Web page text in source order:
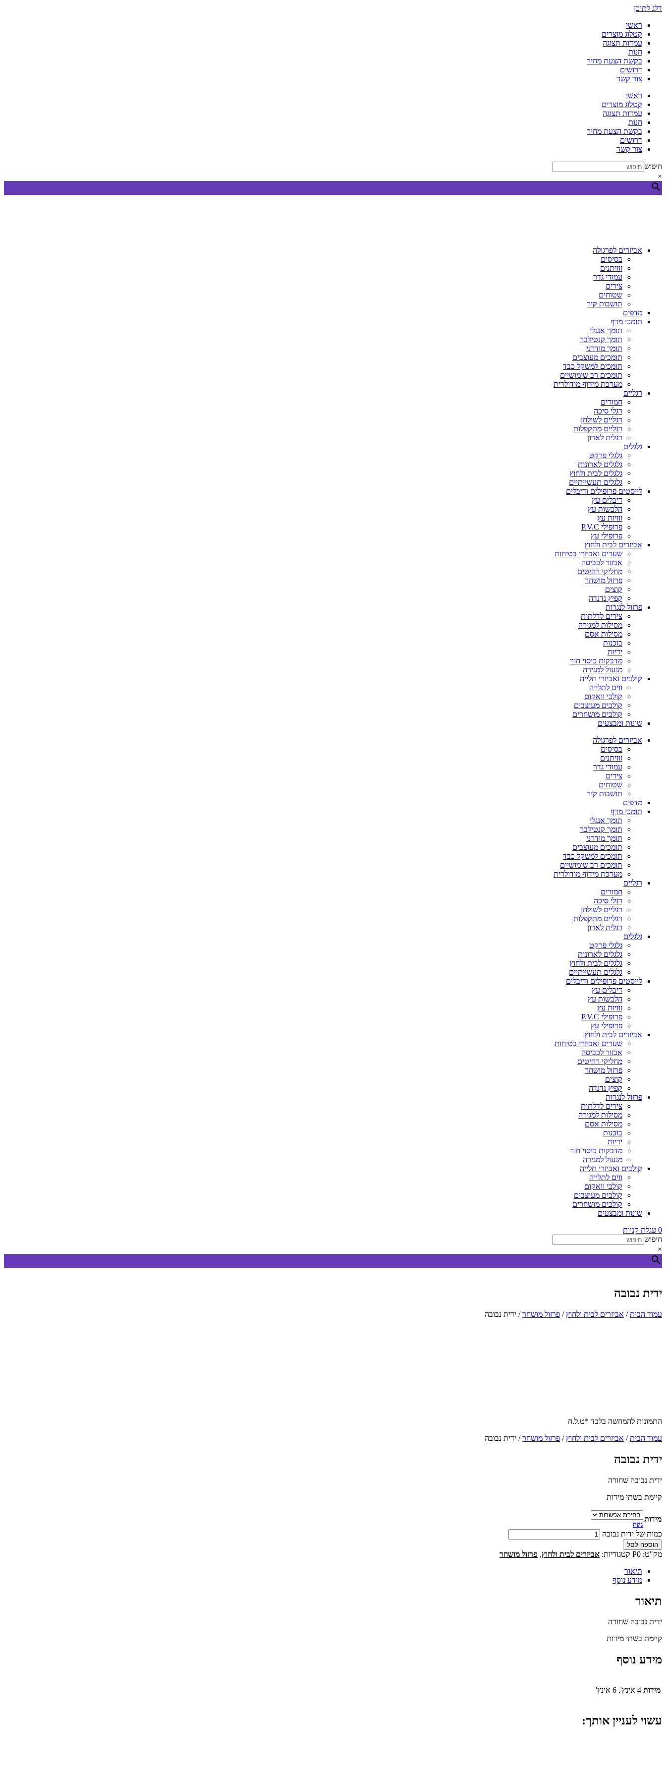
דלג לתוכן
ראשי
קטלוג מוצרים
עמדות תצוגה
חנות
בקשת הצעת מחיר
דרושים
צור קשר
ראשי
קטלוג מוצרים
עמדות תצוגה
חנות
בקשת הצעת מחיר
דרושים
צור קשר
חיפוש
×
אביזרים לפרגולה
בסיסים
זוויתנים
עמודי גדר
צירים
שטוחים
תושבות קיר
מדפים
תומכי מדף
תומך אנגלי
תומך קנטילבר
תומך מודרני
תומכים מעוצבים
תומכים למשקל כבד
תומכים רב שימושיים
מערכת מידוף מודולרית
רגליים
חמורים
רגלי סיכה
רגליים לשולחן
רגליים מתקפלות
רגלית לארון
גלגלים
גלגלי פרקט
גלגלים לארונות
גלגלים לבית ולחוץ
גלגלים תעשייתיים
לייסטים פרופילים ודיבלים
דיבלים עץ
הלבשות עץ
זוויות עץ
פרופילי P.V.C
פרופילי עץ
אביזרים לבית ולחוץ
שערים ואביזרי בטיחות
אבזור לכביסה
מחליקי רהיטים
פרזול מושחר
קוצים
קפיץ נדנדה
פרזול לנגרות
צירים לדלתות
מסילות למגירה
מסילות אסם
בוכנות
ידיות
מדבקות כיסוי חור
מנעול למגירה
קולבים ואביזרי תלייה
ווים לתלייה
קולבי וואקום
קולבים מעוצבים
קולבים מושחרים
שונות ומבצעים
אביזרים לפרגולה
בסיסים
זוויתנים
עמודי גדר
צירים
שטוחים
תושבות קיר
מדפים
תומכי מדף
תומך אנגלי
תומך קנטילבר
תומך מודרני
תומכים מעוצבים
תומכים למשקל כבד
תומכים רב שימושיים
מערכת מידוף מודולרית
רגליים
חמורים
רגלי סיכה
רגליים לשולחן
רגליים מתקפלות
רגלית לארון
גלגלים
גלגלי פרקט
גלגלים לארונות
גלגלים לבית ולחוץ
גלגלים תעשייתיים
לייסטים פרופילים ודיבלים
דיבלים עץ
הלבשות עץ
זוויות עץ
פרופילי P.V.C
פרופילי עץ
אביזרים לבית ולחוץ
שערים ואביזרי בטיחות
אבזור לכביסה
מחליקי רהיטים
פרזול מושחר
קוצים
קפיץ נדנדה
פרזול לנגרות
צירים לדלתות
מסילות למגירה
מסילות אסם
בוכנות
ידיות
מדבקות כיסוי חור
מנעול למגירה
קולבים ואביזרי תלייה
ווים לתלייה
קולבי וואקום
קולבים מעוצבים
קולבים מושחרים
שונות ומבצעים
0 עגלת קניות
חיפוש
×
ידית נבובה
עמוד הבית/ אביזרים לבית ולחוץ / פרזול מושחר/ ידית נבובה
התמונות להמחשה בלבד *ט.ל.ח
עמוד הבית/ אביזרים לבית ולחוץ / פרזול מושחר/ ידית נבובה
ידית נבובה
ידית נבובה שחורה
קיימת בשתי מידות
מידות
נקה
כמות של ידית נבובה
הוספה לסל
מק"ט: P0 קטגוריות: אביזרים לבית ולחוץ, פרזול מושחר
תיאור
מידע נוסף
תיאור
ידית נבובה שחורה
קיימת בשתי מידות
מידע נוסף
מידות 4 אינץ', 6 אינץ'
עשוי לעניין אותך: